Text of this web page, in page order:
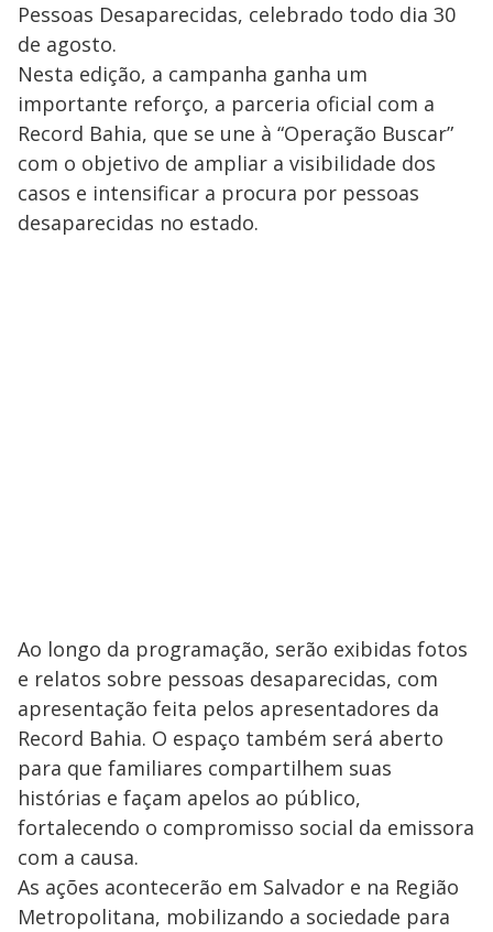
Pessoas Desaparecidas, celebrado todo dia 30
de agosto.
Nesta edição, a campanha ganha um
importante reforço, a parceria oficial com a
Record Bahia, que se une à “Operação Buscar”
com o objetivo de ampliar a visibilidade dos
casos e intensificar a procura por pessoas
desaparecidas no estado.
Ao longo da programação, serão exibidas fotos
e relatos sobre pessoas desaparecidas, com
apresentação feita pelos apresentadores da
Record Bahia. O espaço também será aberto
para que familiares compartilhem suas
histórias e façam apelos ao público,
fortalecendo o compromisso social da emissora
com a causa.
As ações acontecerão em Salvador e na Região
Metropolitana, mobilizando a sociedade para